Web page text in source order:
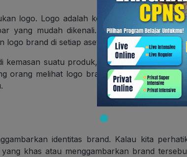
logo. Logo adalah keseluruhan kepribadian
yang mudah dikenali. Maka dari itu,
logo brand di setiap aset yang kamu miliki.
kemasan suatu produk, media sosial, iklan,
orang melihat logo brand, maka mereka
identitas brand. Kalau kita
khas atau menggambarkan brand